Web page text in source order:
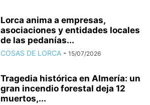
Lorca anima a empresas,
asociaciones y entidades locales
de las pedanías...
COSAS DE LORCA - 15/07/2026
Tragedia histórica en Almería: un
gran incendio forestal deja 12
muertos,...